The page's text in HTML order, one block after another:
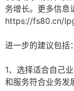
务增长。更多信息
https://fs80.cn/
进一步的建议包括：
1、选择适合自己
和服务符合业务发